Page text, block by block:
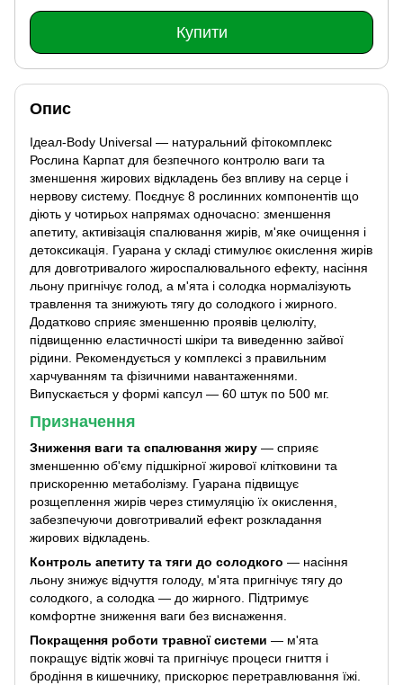
Купити
Опис
Ідеал-Body Universal — натуральний фітокомплекс
Рослина Карпат для безпечного контролю ваги та
зменшення жирових відкладень без впливу на серце і
нервову систему. Поєднує 8 рослинних компонентів що
діють у чотирьох напрямах одночасно: зменшення
апетиту, активізація спалювання жирів, м'яке очищення і
детоксикація. Гуарана у складі стимулює окислення жирів
для довготривалого жироспалювального ефекту, насіння
льону пригнічує голод, а м'ята і солодка нормалізують
травлення та знижують тягу до солодкого і жирного.
Додатково сприяє зменшенню проявів целюліту,
підвищенню еластичності шкіри та виведенню зайвої
рідини. Рекомендується у комплексі з правильним
харчуванням та фізичними навантаженнями.
Випускається у формі капсул — 60 штук по 500 мг.
Призначення
Зниження ваги та спалювання жиру — сприяє
зменшенню об'єму підшкірної жирової клітковини та
прискоренню метаболізму. Гуарана підвищує
розщеплення жирів через стимуляцію їх окислення,
забезпечуючи довготривалий ефект розкладання
жирових відкладень.
Контроль апетиту та тяги до солодкого — насіння
льону знижує відчуття голоду, м'ята пригнічує тягу до
солодкого, а солодка — до жирного. Підтримує
комфортне зниження ваги без виснаження.
Покращення роботи травної системи — м'ята
покращує відтік жовчі та пригнічує процеси гниття і
бродіння в кишечнику, прискорює перетравлювання їжі.